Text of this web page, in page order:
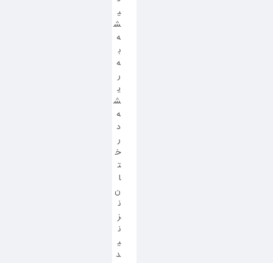
ی
ش
ه
ب
ه
ر
ی
ش
ه
د
ر
خ
ت
ا
ن
ن
ز
ن
ی
د